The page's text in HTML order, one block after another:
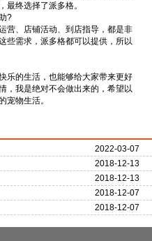
最终选择了派多格。
?
营、店铺活动、到店指导，都是非
些需求，派多格都可以提供，所以
乐的生活，也能够给大家带来更好
，我是绝对不会做出来的，希望以
宠物生活。
2022-03-07
2018-12-13
2018-12-13
2018-12-07
2018-12-07